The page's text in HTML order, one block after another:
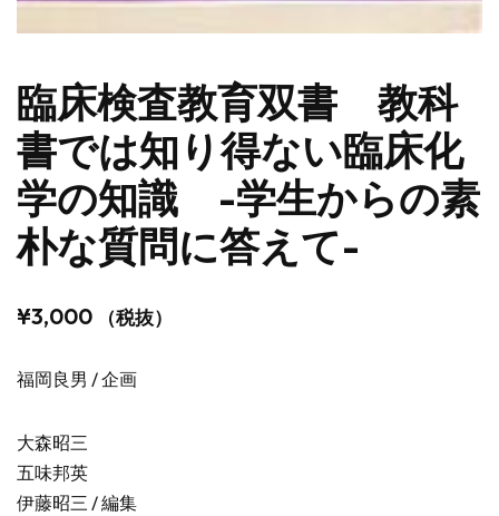
臨床検査教育双書 教科
書では知り得ない臨床化
学の知識 -学生からの素
朴な質問に答えて-
¥3,000 （税抜）
福岡良男 / 企画
大森昭三
五味邦英
伊藤昭三 / 編集